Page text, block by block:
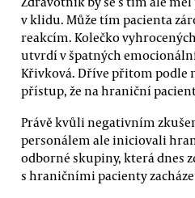
v klidu. Může tím pacienta
reakcím. Kolečko
utvrdí v špatných
Křivková. Dříve přitom podle
přístup, že na hraniční
Právě kvůli negativním
personálem ale iniciovali
odborné skupiny, která dnes
s hraničními pacienty